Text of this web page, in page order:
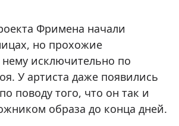
Фримена начали
но прохожие
исключительно по
У артиста даже появились
поводу того, что он так и
образа до конца дней.